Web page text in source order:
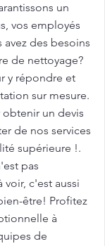
un
vos employés
des besoins
de nettoyage?
y répondre et
sur mesure.
un devis
de nos services
supérieure !.
pas
c'est aussi
être! Profitez
à
de